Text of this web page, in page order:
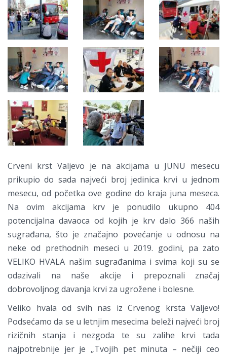
Crveni krst Valjevo je na akcijama u JUNU mesecu
prikupio do sada najveći broj jedinica krvi u jednom
mesecu, od početka ove godine do kraja juna meseca.
Na ovim akcijama krv je ponudilo ukupno 404
potencijalna davaoca od kojih je krv dalo 366 naših
sugrađana, što je značajno povećanje u odnosu na
neke od prethodnih meseci u 2019. godini, pa zato
VELIKO HVALA našim sugrađanima i svima koji su se
odazivali na naše akcije i prepoznali značaj
dobrovoljnog davanja krvi za ugrožene i bolesne.
Veliko hvala od svih nas iz Crvenog krsta Valjevo!
Podsećamo da se u letnjim mesecima beleži najveći broj
rizičnih stanja i nezgoda te su zalihe krvi tada
najpotrebnije jer je „Tvojih pet minuta – nečiji ceo